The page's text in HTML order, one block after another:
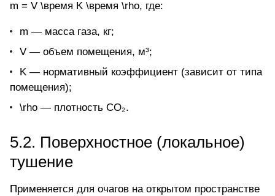
m = V \время K \время \rho, где:
m — масса газа, кг;
V — объем помещения, м³;
K — нормативный коэффициент (зависит от типа
помещения);
\rho — плотность CO₂.
5.2. Поверхностное (локальное)
тушение
Применяется для очагов на открытом пространстве